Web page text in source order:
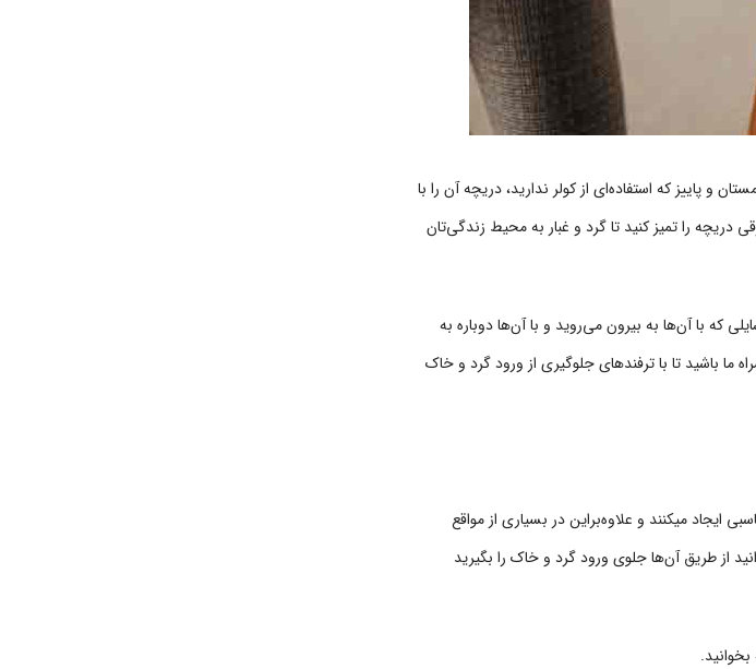
و پاییز که استفاده‌ای از کولر ندارید، دریچه آن را با
دریچه را تمیز کنید تا گرد و غبار به محیط زندگی‌تان
که با آن‌ها به بیرون می‌روید و با آن‌ها دوباره به
ما باشید تا با ترفندهای جلوگیری از ورود گرد و خاک
ایجاد می‏کنند و علاوه‌براین در بسیاری از مواقع
از طریق آن‌ها جلوی ورود گرد و خاک را بگیرید
بخوانید.